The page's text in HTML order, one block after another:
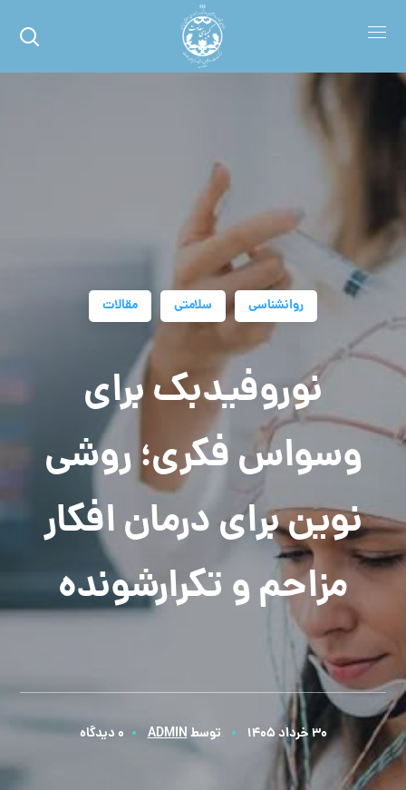
روانشناسی سلامتی مقالات
نوروفیدبک برای
وسواس فکری؛ روشی
نوین برای درمان افکار
مزاحم و تکرارشونده
30 خرداد 1405 توسطADMIN 0 دیدگاه